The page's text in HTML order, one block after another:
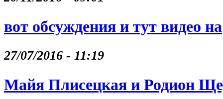
вот обсуждения и тут видео на
27/07/2016 - 11:19
Майя Плисецкая и Родион